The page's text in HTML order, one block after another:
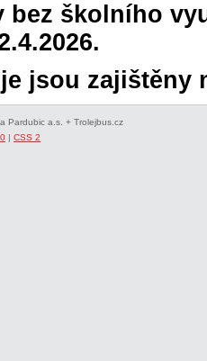
školního
jsou zajištěny
Pardubic a.s. + Trolejbus.cz
| CSS 2